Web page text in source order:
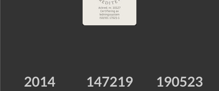
2014 147219 190523